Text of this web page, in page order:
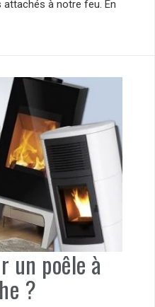
à notre feu. En
un poêle à
?